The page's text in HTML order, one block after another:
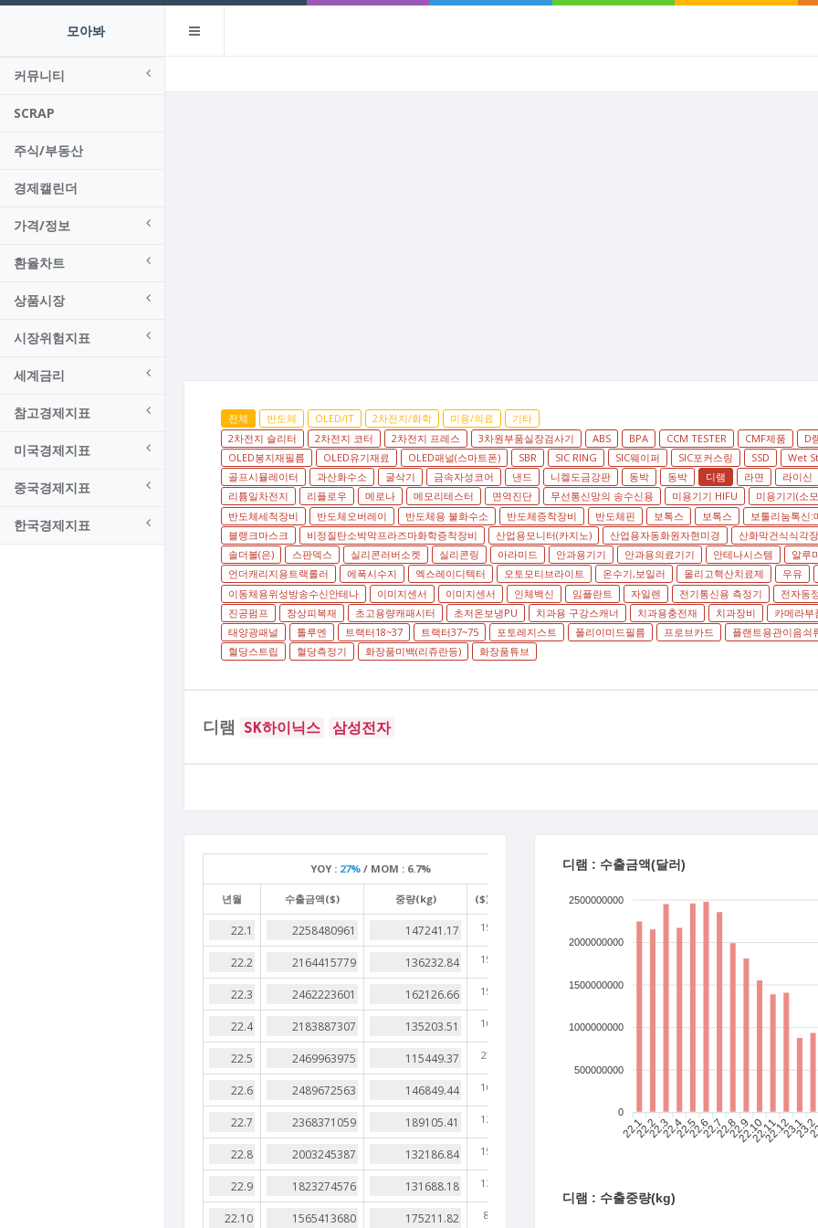
모아봐
커뮤니티
SCRAP
주식/부동산
경제캘린더
가격/정보
환율차트
상품시장
시장위험지표
세계금리
참고경제지표
미국경제지표
중국경제지표
한국경제지표
전체 반도체 OLED/IT 2차전지/화학 미용/의료
기타
2차전지 슬리터
2차전지 코터 2차전지 프레스 3차원부품실장검사기 ABS BPA CCM TESTER CMF제품 D
OLED봉지재필름
OLED유기재료 OLED패널(스마트폰) SBR SIC RING SIC웨이퍼 SIC포커스링 SSD Wet
골프시뮬레이터
과산화수소 굴삭기 금속자성코어 낸드 니켈도금강판 동박 동박 디램 라면 라이신
리튬일차전지
리플로우 메로나 메모리테스터 면역진단 무선통신망의 송수신용 미용기기 HIFU 미용기기(소
반도체세척장비
반도체오버레이 반도체용 불화수소 반도체증착장비 반도체핀 보톡스 보톡스 보툴리눔톡신:
블랭크마스크
비정질탄소박막프라즈마화학증착장비 산업용모니터(카지노) 산업용자동화원자현미경 산화막건식식각
솔더볼(은)
스판덱스 실리콘러버소켓 실리콘링 아라미드 안과용기기 안과용의료기기 안테나시스템 알루
언더캐리지용트랙롤러
에폭시수지 엑스레이디텍터 오토모티브라이트 온수기,보일러 올리고핵산치료제 우유
이동체용위성방송수신안테나
이미지센서 이미지센서 인체백신 임플란트 자일렌 전기통신용 측정기 전자동
진공펌프
창상피복재 초고용량캐패시터 초저온보냉PU 치과용 구강스캐너 치과용충전재 치과장비 카메라부
태양광패널
톨루엔 트랙터18~37 트랙터37~75 포토레지스트 폴리이미드필름 프로브카드 플랜트용관이음쇠
혈당스트립
혈당측정기 화장품미백(리쥬란등) 화장품튜브
디램 SK하이닉스 삼성전자
YOY : 27% / MOM : 6.7%
년월 수출금액($) 중량(kg) ($)/(kg)
15,339
15,888
15,187
16,153
21,394
16,954
12,524
15,155
13,845
8,934
디램 : 수출금액(달러)
2500000000
2000000000
1500000000
1000000000
500000000
0
22.122.222.322.422.522.622.722.822.9
22.1022.1122.1223.123.2
디램 : 수출중량(kg)